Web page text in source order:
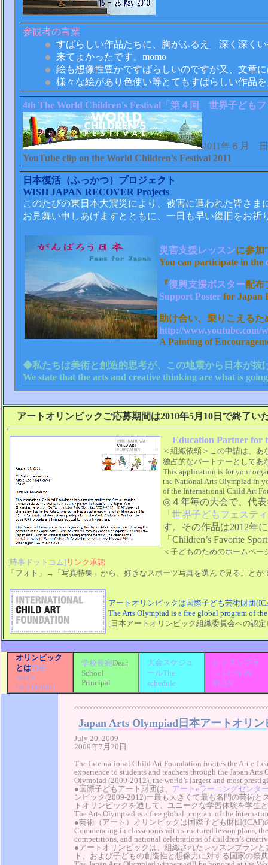
参観者の言葉
すばらしい作品たちに、胸がふるえ 深く深く
来てよかったです。momo
絵も想像性豊かですばらしいのですが又、文章
様々な絵があり色使い等とてもすばらしい作品
4th The World Children's Festival 「第４回 世界子ども
2011年６月
YouTube clip on the World Children's Festival 2011
日本復活（ふっかつ）プロジェクト
WISH JAPAN RECOVER Projects
このたびの東日本大震災により、被害に遭われた皆さま
お見舞い申しあげますとともに、一日も早い復旧をお祈
災害支援レッスンに参加
You can participate in the
『復興支援ポスター配布
Support Poster for Japan
助け合い、乗りこえるた
http://www.youtube.com/
A Painting of
◆私たちは美術と創造的思考が、この地震から日本が抜
We state that the arts and creative thinking are what is
アートオリンピックご応募期間は2010年5月10日で終了い
Education Partner for
＜組織依頼＞この申請は、
独占的なパートナーとしてあ
This application is for your
the National Arts Olympiad in
of the International Child Art
◎４年毎の大会で、代
「世界子どもフェステ
す。その作品は2012年
「Children’s Favorite
＜子どものためのホームペー
[時事ドットコム] リンク承認
「フォト」→「写真特集」から、好きなスポーツ写真を選んで見ることが
アートオリンピックは国際子ども芸術財団
The Arts Olympiad is a free global program of
[日本アートオリンピック組織委員会への認
オリンピック
とはTHE
ARTS
OLYMPIAD
学校長宛Dear
School
Principal
大会スケジュ
ールThe
schedule
レッスンプラ
ン LESSON
PLAN
Japan Arts Olympiad日本アートオリン
July 20, 2009
2009年7月20日
The International Child Art Foundation invites the Art e-
experience to students and teachers through the Japan
Olympiad (2009-2012), the world’s largest and most
●国際子どもアート財団は、 アートeラーニングセンタ
ンピック(2009-2012)ー最も大きくて最も名門の芸術
トオリンピックを通して、ユニークな学習体験を学生
The Arts Olympiad is a free global program of the
●芸術（アート）オリンピックは国際子ども財団
Commencing in classrooms with structured lesson plans,
competitions, and national celebrations of children’s
●アートオリンピックは、組織されたレッスンプラン
ト、および子どもの創造性と想像力に対する国家の祭